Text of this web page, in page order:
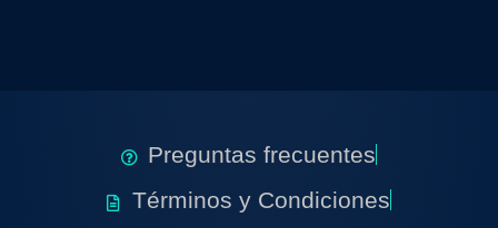
Preguntas frecuentes
Términos y Condiciones